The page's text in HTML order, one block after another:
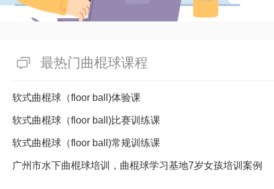
最热门曲棍球课程
软式曲棍球（floor ball)体验课
软式曲棍球（floor ball)比赛训练课
软式曲棍球（floor ball)常规训练课
广州市水下曲棍球培训，曲棍球学习基地7岁女孩培训案例